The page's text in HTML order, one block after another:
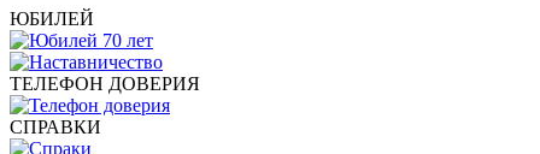
ЮБИЛЕЙ
ТЕЛЕФОН ДОВЕРИЯ
СПРАВКИ